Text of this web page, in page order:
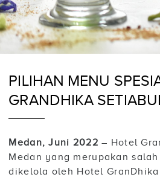
PILIHAN MENU
GRANDHIKA
Medan, Juni 2022 – Hotel
Medan yang merupakan
dikelola oleh Hotel